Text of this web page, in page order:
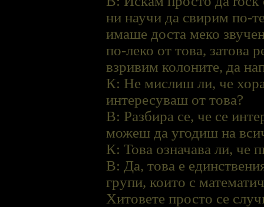
ни научи да свирим по-
имаше доста меко
по-леко от това, затова
взривим колоните, да
К: Не мислиш ли, че
интересуваш от това?
В: Разбира се, че се
можеш да угодиш на
К: Това означава ли, че
В: Да, това е
групи, които с
Хитовете просто се